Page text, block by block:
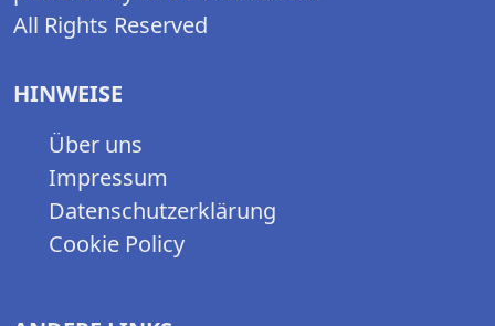
All Rights Reserved
HINWEISE
Über uns
Impressum
Datenschutzerklärung
Cookie Policy